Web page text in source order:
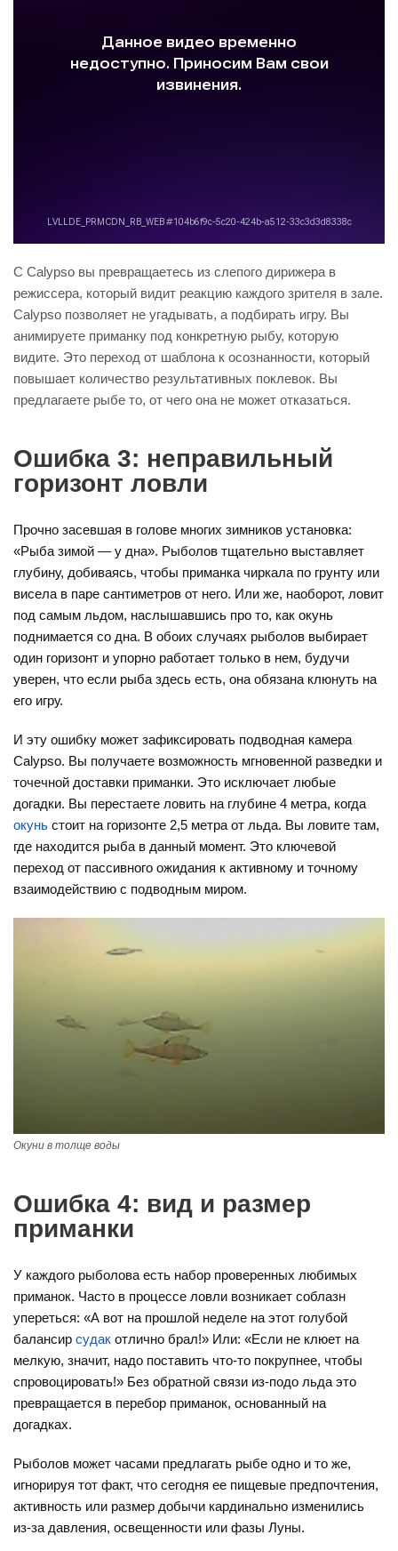
С Calypso вы превращаетесь из слепого дирижера в
режиссера, который видит реакцию каждого зрителя в зале.
Calypso позволяет не угадывать, а подбирать игру. Вы
анимируете приманку под конкретную рыбу, которую
видите. Это переход от шаблона к осознанности, который
повышает количество результативных поклевок. Вы
предлагаете рыбе то, от чего она не может отказаться.
Ошибка 3: неправильный
горизонт ловли
Прочно засевшая в голове многих зимников установка:
«Рыба зимой — у дна». Рыболов тщательно выставляет
глубину, добиваясь, чтобы приманка чиркала по грунту или
висела в паре сантиметров от него. Или же, наоборот, ловит
под самым льдом, наслышавшись про то, как окунь
поднимается со дна. В обоих случаях рыболов выбирает
один горизонт и упорно работает только в нем, будучи
уверен, что если рыба здесь есть, она обязана клюнуть на
его игру.
И эту ошибку может зафиксировать подводная камера
Calypso. Вы получаете возможность мгновенной разведки и
точечной доставки приманки. Это исключает любые
догадки. Вы перестаете ловить на глубине 4 метра, когда
окунь стоит на горизонте 2,5 метра от льда. Вы ловите там,
где находится рыба в данный момент. Это ключевой
переход от пассивного ожидания к активному и точному
взаимодействию с подводным миром.
Окуни в толще воды
Ошибка 4: вид и размер
приманки
У каждого рыболова есть набор проверенных любимых
приманок. Часто в процессе ловли возникает соблазн
упереться: «А вот на прошлой неделе на этот голубой
балансир судак отлично брал!» Или: «Если не клюет на
мелкую, значит, надо поставить что-то покрупнее, чтобы
спровоцировать!» Без обратной связи из-подо льда это
превращается в перебор приманок, основанный на
догадках.
Рыболов может часами предлагать рыбе одно и то же,
игнорируя тот факт, что сегодня ее пищевые предпочтения,
активность или размер добычи кардинально изменились
из-за давления, освещенности или фазы Луны.